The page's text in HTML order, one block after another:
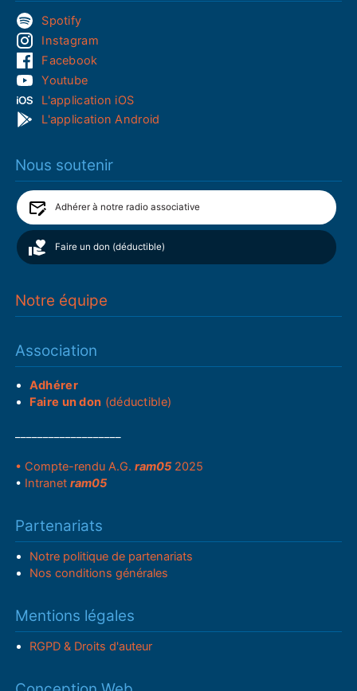
Spotify
Instagram
Facebook
Youtube
L'application iOS
L'application Android
Nous soutenir
Adhérer à notre radio associative
Faire un don (déductible)
Notre équipe
Association
Adhérer
Faire un don (déductible)
• Compte-rendu A.G.ram05 2025
• Intranetram05
Partenariats
Notre politique de partenariats
Nos conditions générales
Mentions légales
RGPD & Droits d'auteur